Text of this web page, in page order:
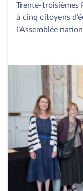
Trente-troisièmes
à cinq citoyens
l’Assemblée